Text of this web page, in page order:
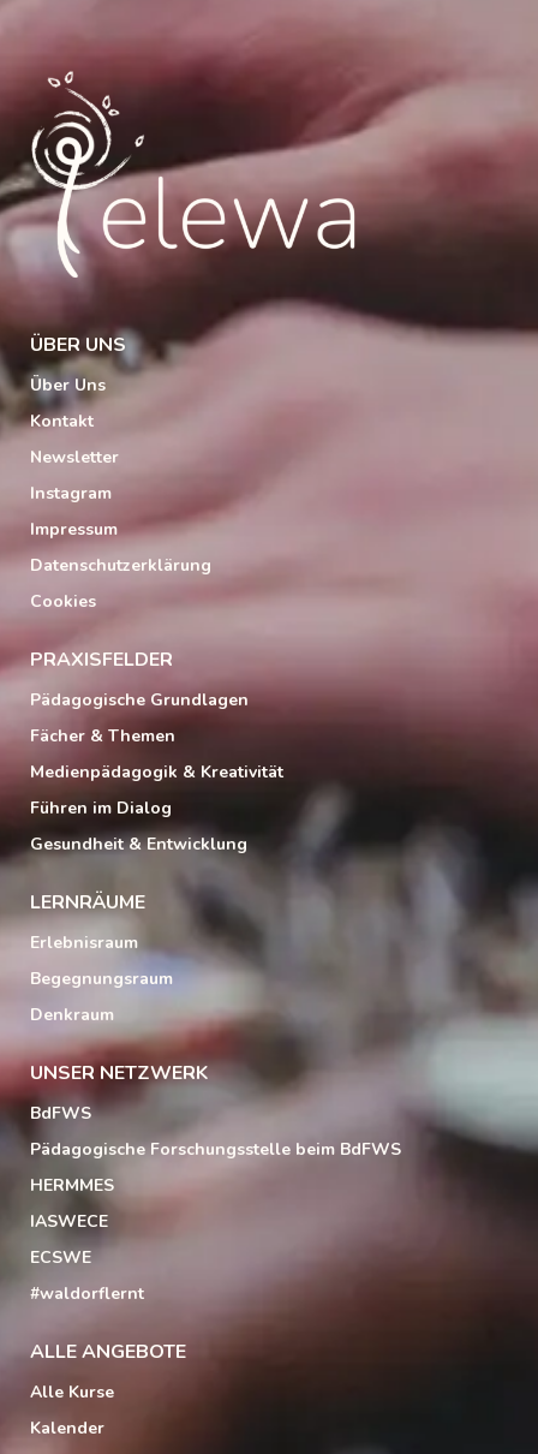
ÜBER UNS
Über Uns
Kontakt
Newsletter
Instagram
Impressum
Datenschutzerklärung
Cookies
PRAXISFELDER
Pädagogische Grundlagen
Fächer & Themen
Medienpädagogik & Kreativität
Führen im Dialog
Gesundheit & Entwicklung
LERNRÄUME
Erlebnisraum
Begegnungsraum
Denkraum
UNSER NETZWERK
BdFWS
Pädagogische Forschungsstelle beim BdFWS
HERMMES
IASWECE
ECSWE
#waldorflernt
ALLE ANGEBOTE
Alle Kurse
Kalender